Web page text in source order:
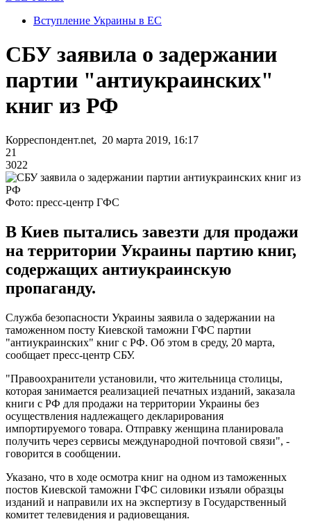
Вступление Украины в ЕС
СБУ заявила о задержании
партии "антиукраинских"
книг из РФ
Корреспондент.net, 20 марта 2019, 16:17
21
3022
Фото: пресс-центр ГФС
В Киев пытались завезти для продажи
на территории Украины партию книг,
содержащих антиукраинскую
пропаганду.
Служба безопасности Украины заявила о задержании на
таможенном посту Киевской таможни ГФС партии
"антиукраинских" книг с РФ. Об этом в среду, 20 марта,
сообщает пресс-центр СБУ.
"Правоохранители установили, что жительница столицы,
которая занимается реализацией печатных изданий, заказала
книги с РФ для продажи на территории Украины без
осуществления надлежащего декларирования
импортируемого товара. Отправку женщина планировала
получить через сервисы международной почтовой связи", -
говорится в сообщении.
Указано, что в ходе осмотра книг на одном из таможенных
постов Киевской таможни ГФС силовики изъяли образцы
изданий и направили их на экспертизу в Государственный
комитет телевидения и радиовещания.